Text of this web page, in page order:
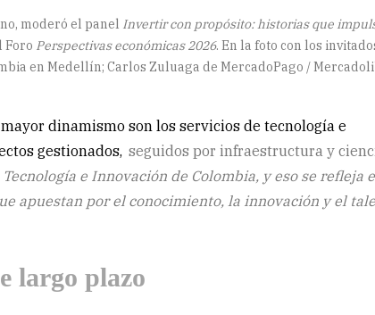
moderó el panel Invertir con propósito: historias que
Foro Perspectivas económicas 2026. En la foto con los
en Medellín; Carlos Zuluaga de MercadoPago /
dinamismo son los servicios de tecnología e
gestionados, seguidos por infraestructura y
e Innovación de Colombia, y eso se refleja
apuestan por el conocimiento, la innovación y el
largo plazo